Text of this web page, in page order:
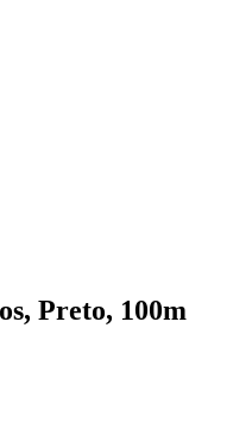
Preto, 100m